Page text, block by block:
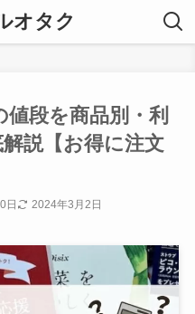
オタク
段を商品別・利
説【お得に注文
日 2024年3月2日